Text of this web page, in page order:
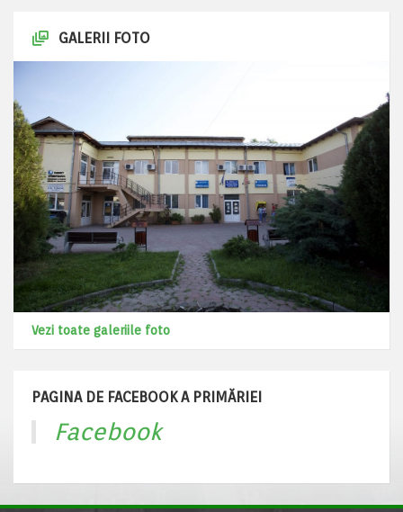
GALERII FOTO
Vezi toate galeriile foto
PAGINA DE FACEBOOK A PRIMĂRIEI
Facebook